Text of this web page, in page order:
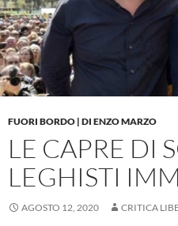
FUORI BORDO | DI ENZO MARZO
LE CAPRE DI
LEGHISTI
AGOSTO 12, 2020 CRITICA